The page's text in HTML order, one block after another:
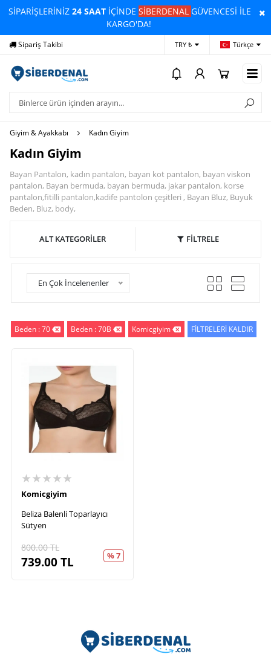
SİPARİŞLERİNİZ24 SAAT İÇİNDESİBERDENALGÜVENCESİ İLE
KARGO'DA!
Sipariş Takibi TRY ₺ Türkçe
Giyim & Ayakkabı Kadın Giyim
Kadın Giyim
Bayan Pantalon, kadın pantalon, bayan kot pantalon, bayan viskon
pantalon, Bayan bermuda, bayan bermuda, jakar pantalon, korse
pantalon,fitilli pantalon,kadife pantolon çeşitleri , Bayan Bluz, Buyuk
Beden, Bluz, body,
ALT KATEGORİLER FİLTRELE
En Çok İncelenenler
Beden : 70 Beden : 70B Komicgiyim FİLTRELERİ KALDIR
★★★★★
Komicgiyim
Beliza Balenli Toparlayıcı
Sütyen
800.00TL
739.00TL % 7